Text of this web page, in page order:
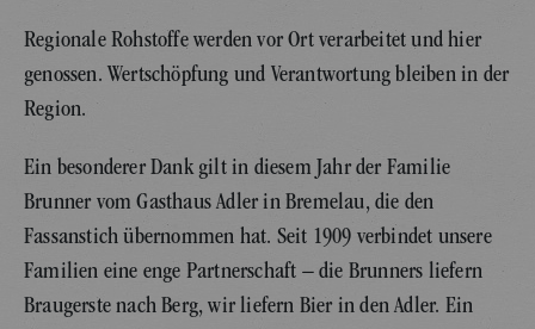
Regionale Rohstoffe werden vor Ort verarbeitet und hier
genossen. Wertschöpfung und Verantwortung bleiben in der
Region.
Ein besonderer Dank gilt in diesem Jahr der Familie
Brunner vom Gasthaus Adler in Bremelau, die den
Fassanstich übernommen hat. Seit 1909 verbindet unsere
Familien eine enge Partnerschaft – die Brunners liefern
Braugerste nach Berg, wir liefern Bier in den Adler. Ein